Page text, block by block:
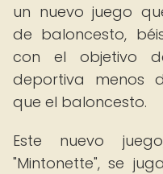
un nuevo juego
de baloncesto,
con el objetivo
deportiva menos
que el baloncesto.
Este nuevo
"Mintonette", se